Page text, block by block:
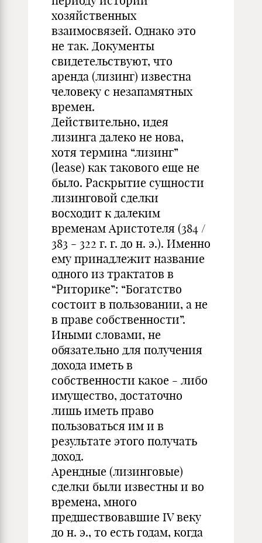
хозяйственных
взаимосвязей. Однако это
не так. Документы
свидетельствуют, что
аренда (лизинг) известна
человеку с незапамятных
времен.
Действительно, идея
лизинга далеко не нова,
хотя термина “лизинг”
(lease) как такового еще не
было. Раскрытие сущности
лизинговой сделки
восходит к далеким
временам Аристотеля (384 /
383 - 322 г. г. до н. э.). Именно
ему принадлежит название
одного из трактатов в
“Риторике”: “Богатство
состоит в пользовании, а не
в праве собственности”.
Иными словами, не
обязательно для получения
дохода иметь в
собственности какое - либо
имущество, достаточно
лишь иметь право
пользоваться им и в
результате этого получать
доход.
Арендные (лизинговые)
сделки были известны и во
времена, много
предшествовавшие IV веку
до н. э., то есть годам, когда